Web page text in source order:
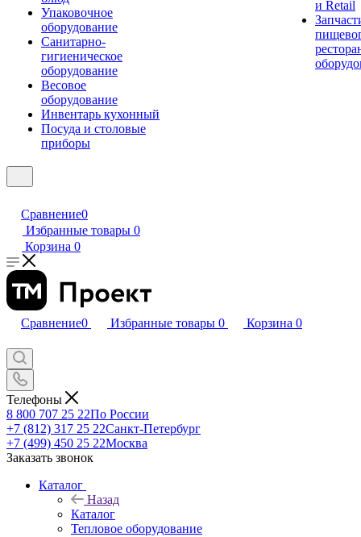
Упаковочное
оборудование
Санитарно-
гигиеническое
оборудование
Весовое
оборудование
Инвентарь кухонный
Посуда и столовые
приборы
и Retail
Сравнение0
Избранные товары 0
Корзина 0
Сравнение0 Избранные товары 0 Корзина 0
Телефоны
8 800 707 25 22По России
+7 (812) 317 25 22Санкт-Петербург
+7 (499) 450 25 22Москва
Заказать звонок
Каталог
Назад
Каталог
Тепловое оборудование